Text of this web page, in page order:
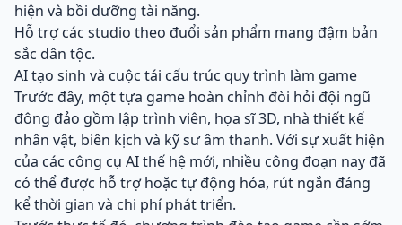
hiện và bồi dưỡng tài năng.
Hỗ trợ các studio theo đuổi sản phẩm mang đậm bản
sắc dân tộc.
AI tạo sinh và cuộc tái cấu trúc quy trình làm game
Trước đây, một tựa game hoàn chỉnh đòi hỏi đội ngũ
đông đảo gồm lập trình viên, họa sĩ 3D, nhà thiết kế
nhân vật, biên kịch và kỹ sư âm thanh. Với sự xuất hiện
của các công cụ AI thế hệ mới, nhiều công đoạn nay đã
có thể được hỗ trợ hoặc tự động hóa, rút ngắn đáng
kể thời gian và chi phí phát triển.